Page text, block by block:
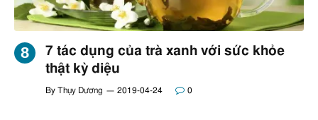
7 tác dụng của trà xanh với sức khỏe
thật kỳ diệu
By Thụy Dương 2019-04-24 0